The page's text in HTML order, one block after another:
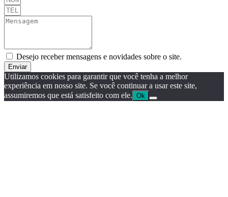
Desejo receber mensagens e novidades sobre o site.
Enviar
Utilizamos cookies para garantir que você tenha a melhor
experiência em nosso site. Se você continuar a usar este site,
assumiremos que está satisfeito com ele. Ok